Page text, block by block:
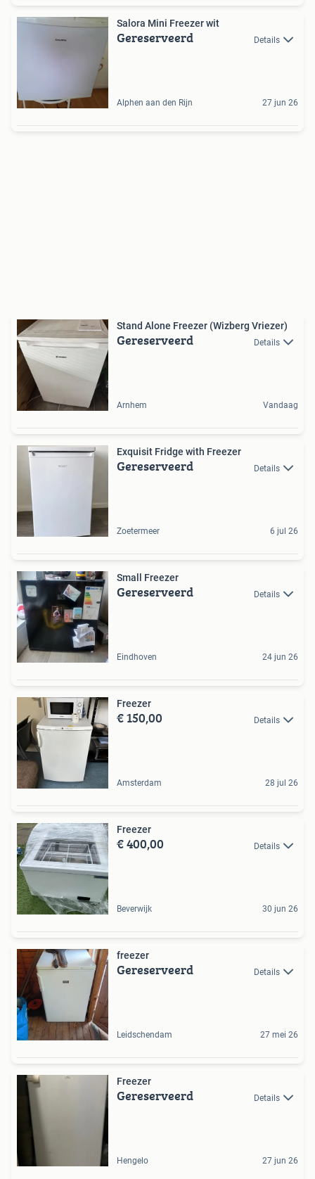
Salora Mini Freezer wit
Gereserveerd Details
Alphen aan den Rijn 27 jun 26
Stand Alone Freezer (Wizberg Vriezer)
Gereserveerd Details
Arnhem Vandaag
Exquisit Fridge with Freezer
Gereserveerd Details
Zoetermeer 6 jul 26
Small Freezer
Gereserveerd Details
Eindhoven 24 jun 26
Freezer
€ 150,00 Details
Amsterdam 28 jul 26
Freezer
€ 400,00 Details
Beverwijk 30 jun 26
freezer
Gereserveerd Details
Leidschendam 27 mei 26
Freezer
Gereserveerd Details
Hengelo 27 jun 26